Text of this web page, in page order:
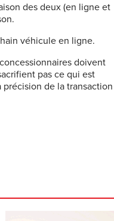
des deux (en ligne et
.
véhicule en ligne.
doivent
pas ce qui est
de la transaction